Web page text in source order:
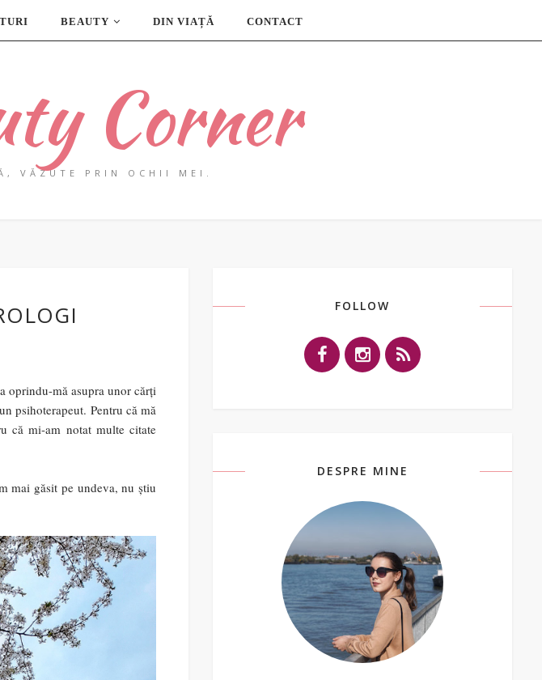
BEAUTY DIN VIAȚĂ CONTACT
Corner
VĂZUTE PRIN OCHII MEI.
oprindu-mă asupra unor cărți
psihoterapeut. Pentru că mă
că mi-am notat multe citate
mai găsit pe undeva, nu știu
FOLLOW
DESPRE MINE